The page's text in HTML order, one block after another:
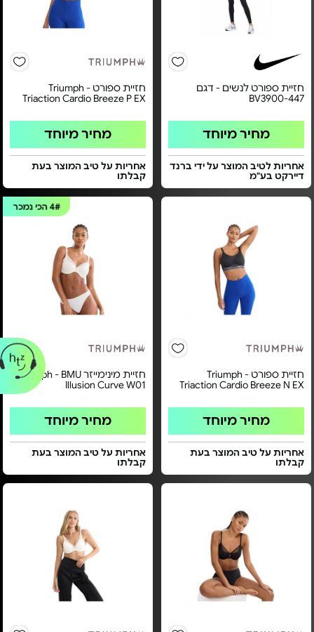
חזיית ספורט לנשים - דגם
BV3900-447
מחיר מיוחד
אחריות לטיב המוצר על ידי ברנד
דיירקט בע"מ
חזיית ספורט Triumph -
Triaction Cardio Breeze P EX
מחיר מיוחד
אחריות על טיב המוצר בעת
קבלתו
חזיית ספורט Triumph -
Triaction Cardio Breeze N EX
מחיר מיוחד
אחריות על טיב המוצר בעת
קבלתו
4#הכי נמכר
חזיית מינימייזר Triumph - BMU
Illusion Curve W01
מחיר מיוחד
אחריות על טיב המוצר בעת
קבלתו